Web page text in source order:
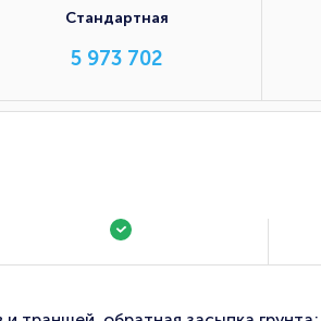
Стандартная
5 973 702